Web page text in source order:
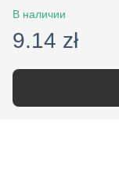
В наличии
9.14 zł